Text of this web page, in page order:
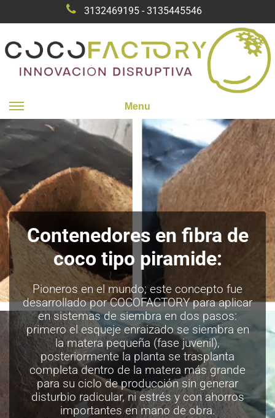
3132469195 - 3135445546
Menu
Contenedores en fibra de
coco tipo piramide:
Pioneros en el mundo; este concepto fue
desarrollado por COCOFACTORY para aplicar
en sistemas de siembra en dos pasos:
primero el esqueje enraizado se siembra en
la matera pequeña (fase juvenil),
posteriormente la planta se trasplanta
completa dentro de la matera más grande
para su ciclo de producción sin generar
disturbio radicular, ni estrés y con ahorros
importantes en mano de obra.